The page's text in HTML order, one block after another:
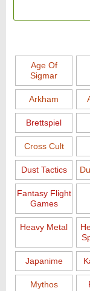
Age Of
Sigmar
Arkham
Brettspiel
Cross Cult
Dust Tactics
Fantasy Flight
Games
Heavy Metal
Japanime
Mythos